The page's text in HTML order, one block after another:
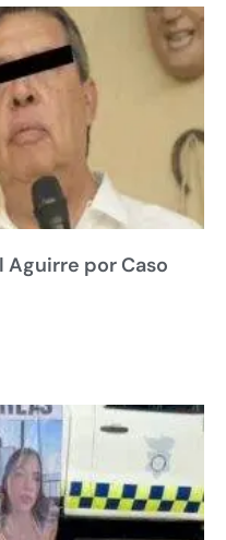
Aguirre por Caso